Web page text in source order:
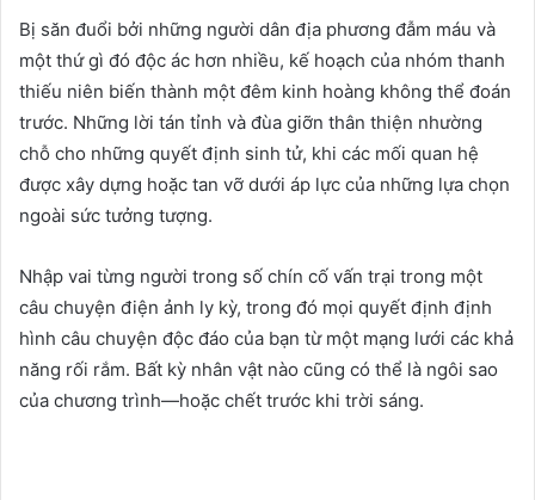
Bị săn đuổi bởi những người dân địa phương đẫm máu và
một thứ gì đó độc ác hơn nhiều, kế hoạch của nhóm thanh
thiếu niên biến thành một đêm kinh hoàng không thể đoán
trước. Những lời tán tỉnh và đùa giỡn thân thiện nhường
chỗ cho những quyết định sinh tử, khi các mối quan hệ
được xây dựng hoặc tan vỡ dưới áp lực của những lựa chọn
ngoài sức tưởng tượng.
Nhập vai từng người trong số chín cố vấn trại trong một
câu chuyện điện ảnh ly kỳ, trong đó mọi quyết định định
hình câu chuyện độc đáo của bạn từ một mạng lưới các khả
năng rối rắm. Bất kỳ nhân vật nào cũng có thể là ngôi sao
của chương trình—hoặc chết trước khi trời sáng.